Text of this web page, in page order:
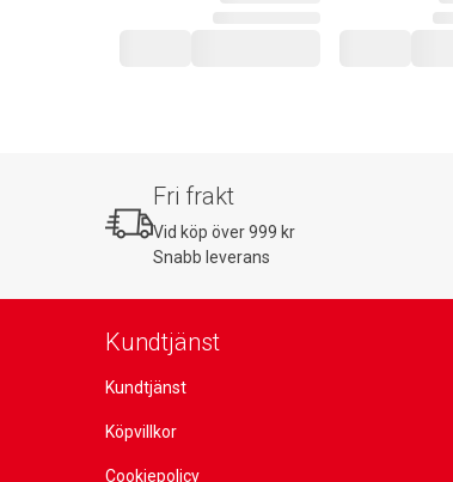
Fri frakt
Vid köp över 999 kr
Snabb leverans
Kundtjänst
Kundtjänst
Köpvillkor
Cookiepolicy